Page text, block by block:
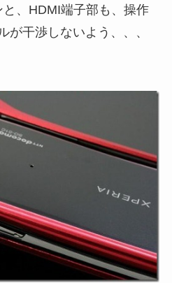
、HDMI端子部も、操作
が干渉しないよう、、、